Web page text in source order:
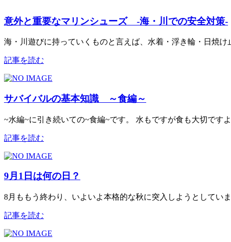
意外と重要なマリンシューズ -海・川での安全対策-
海・川遊びに持っていくものと言えば、水着・浮き輪・日焼
記事を読む
サバイバルの基本知識 ～食編～
~水編~に引き続いての~食編~です。 水もですが食も大切です
記事を読む
9月1日は何の日？
8月ももう終わり、いよいよ本格的な秋に突入しようとしてい
記事を読む